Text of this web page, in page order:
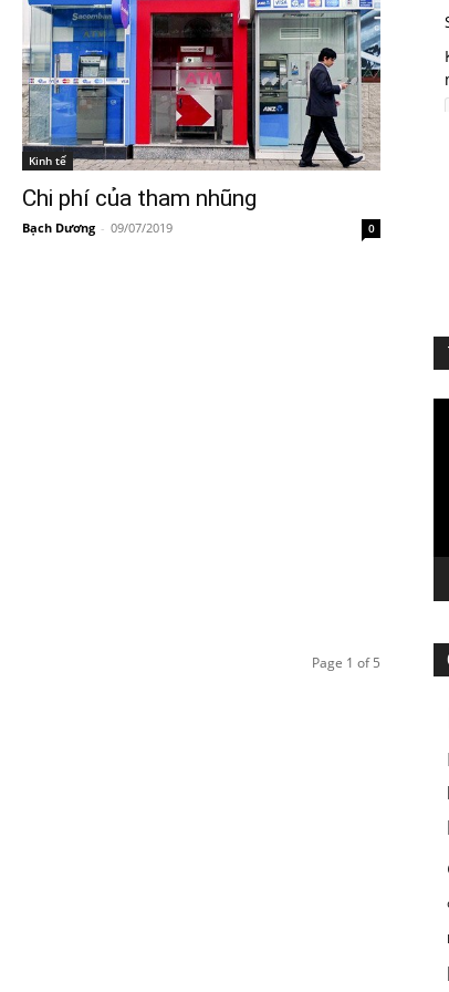
Kinh tế
Chi phí của tham nhũng
Bạch Dương - 09/07/2019 0
Page 1 of 5